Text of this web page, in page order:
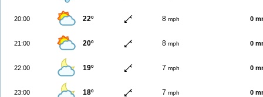
20:00 22º 8 mph 0
21:00 20º 8 mph 0
22:00 19º 7 mph 0
23:00 18º 7 mph 0